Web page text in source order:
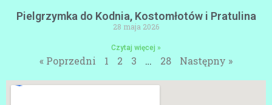
Pielgrzymka do Kodnia, Kostomłotów i Pratulina
28 maja 2026
Czytaj więcej »
« Poprzedni 1 2 3 … 28 Następny »